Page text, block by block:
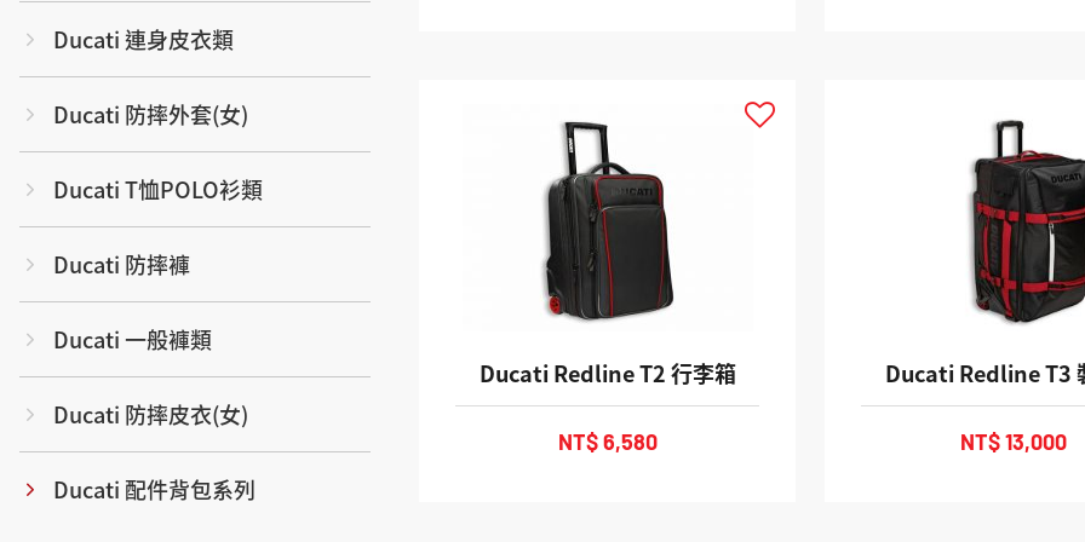
Ducati 連身皮衣類
Ducati 防摔外套(女)
Ducati T恤POLO衫類
Ducati 防摔褲
Ducati 一般褲類
Ducati 防摔皮衣(女)
Ducati 配件背包系列
Ducati Redline T2 行李箱
NT$ 6,580
Ducati Redline T3
NT$ 13,000